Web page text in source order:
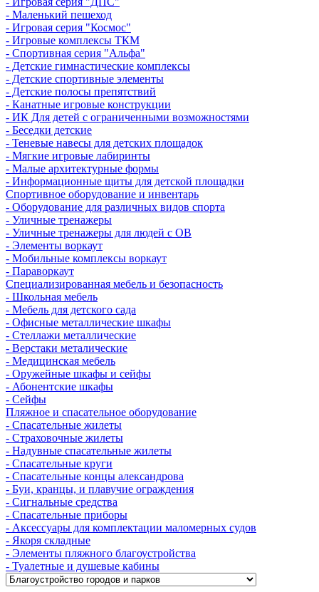
- Маленький пешеход
- Игровая серия "Космос"
- Игровые комплексы ТКМ
- Спортивная серия "Альфа"
- Детские гимнастические комплексы
- Детские спортивные элементы
- Детские полосы препятствий
- Канатные игровые конструкции
- ИК Для детей с ограниченными возможностями
- Беседки детские
- Теневые навесы для детских площадок
- Мягкие игровые лабиринты
- Малые архитектурные формы
- Информационные щиты для детской площадки
Спортивное оборудование и инвентарь
- Оборудование для различных видов спорта
- Уличные тренажеры
- Уличные тренажеры для людей с ОВ
- Элементы воркаут
- Мобильные комплексы воркаут
- Параворкаут
Cпециализированная мебель и безопасность
- Школьная мебель
- Мебель для детского сада
- Офисные металлические шкафы
- Стеллажи металлические
- Верстаки металические
- Медицинская мебель
- Оружейные шкафы и сейфы
- Абонентские шкафы
- Сейфы
Пляжное и спасательное оборудование
- Спасательные жилеты
- Страховочные жилеты
- Надувные спасательные жилеты
- Спасательные круги
- Спасательные концы александрова
- Буи, кранцы, и плавучие ограждения
- Сигнальные средства
- Спасательные приборы
- Аксессуары для комплектации маломерных судов
- Якоря складные
- Элементы пляжного благоустройства
- Туалетные и душевые кабины